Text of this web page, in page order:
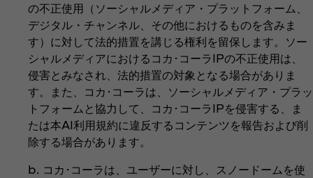
の不正使用（ソーシャルメディア・プラットフォーム、
デジタル・チャンネル、その他におけるものを含みま
す）に対して法的措置を講じる権利を留保します。ソー
シャルメディアにおけるコカ･コーラIPの不正使用は、
侵害とみなされ、法的措置の対象となる場合がありま
す。また、コカ･コーラは、ソーシャルメディア・プラッ
トフォームと協力して、コカ･コーラIPを侵害する、ま
たは本AI利用規約に違反するコンテンツを報告および削
除する場合があります。
b. コカ･コーラは、ユーザーに対し、スノードームを使